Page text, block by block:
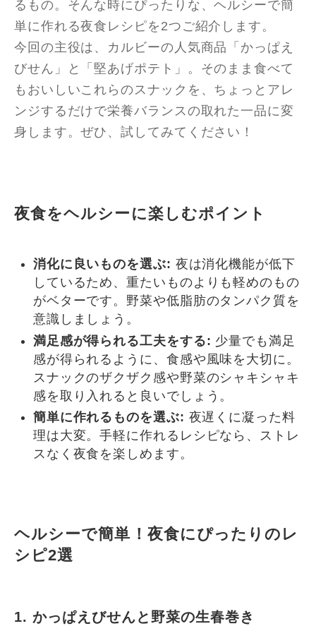
るもの。そんな時にぴったりな、ヘルシーで簡
単に作れる夜食レシピを2つご紹介します。
今回の主役は、カルビーの人気商品「かっぱえ
びせん」と「堅あげポテト」。そのまま食べて
もおいしいこれらのスナックを、ちょっとアレ
ンジするだけで栄養バランスの取れた一品に変
身します。ぜひ、試してみてください！
夜食をヘルシーに楽しむポイント
消化に良いものを選ぶ: 夜は消化機能が低下
しているため、重たいものよりも軽めのもの
がベターです。野菜や低脂肪のタンパク質を
意識しましょう。
満足感が得られる工夫をする: 少量でも満足
感が得られるように、食感や風味を大切に。
スナックのザクザク感や野菜のシャキシャキ
感を取り入れると良いでしょう。
簡単に作れるものを選ぶ: 夜遅くに凝った料
理は大変。手軽に作れるレシピなら、ストレ
スなく夜食を楽しめます。
ヘルシーで簡単！夜食にぴったりのレ
シピ2選
1. かっぱえびせんと野菜の生春巻き